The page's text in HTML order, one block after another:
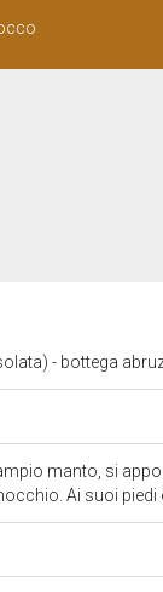
- bottega
manto, si
Ai suoi